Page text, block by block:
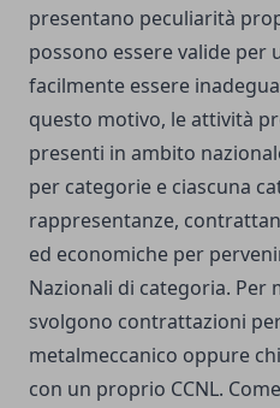
presentano peculiarità
possono essere valide per
facilmente essere
questo motivo, le attività
presenti in ambito
per categorie e ciascuna
rappresentanze,
ed economiche per
Nazionali di categoria. Per
svolgono contrattazioni
metalmeccanico oppure
con un proprio CCNL.